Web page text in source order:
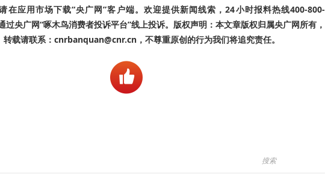
在应用市场下载“央广网”客户端。欢迎提供新闻线索，24小时报料热线400-800-
过央广网“啄木鸟消费者投诉平台”线上投诉。版权声明：本文章版权归属央广网所有，
转载请联系：cnrbanquan@cnr.cn，不尊重原创的行为我们将追究责任。